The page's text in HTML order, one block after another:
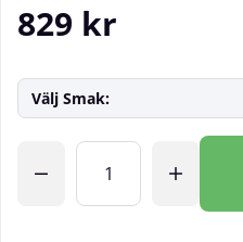
829 kr
Välj Smak: